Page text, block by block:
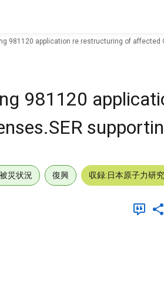
981120 application re restructuring of
981120
被災状況 復興 収録:日本原子力研